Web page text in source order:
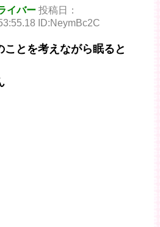
イバー 投稿日：
ID:NeymBc2C
ことを考えながら眠ると